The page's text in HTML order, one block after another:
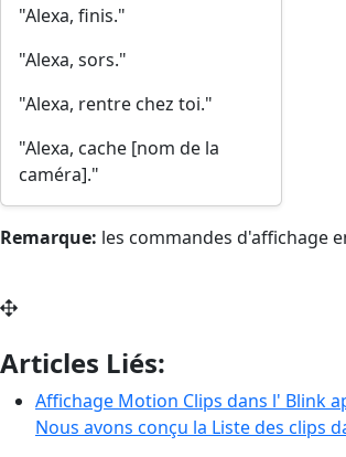
"Alexa, finis."
"Alexa, sors."
"Alexa, rentre chez toi."
"Alexa, cache [nom de la
caméra]."
Remarque: les commandes d'affichage
Articles Liés:
Affichage Motion Clips dans l' Blink
Nous avons conçu la Liste des clips